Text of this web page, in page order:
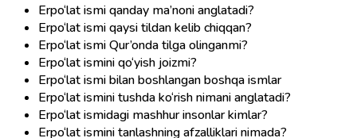
Erpo‘lat ismi qanday ma’noni anglatadi?
Erpo‘lat ismi qaysi tildan kelib chiqqan?
Erpo‘lat ismi Qur’onda tilga olinganmi?
Erpo‘lat ismini qo‘yish joizmi?
Erpo‘lat ismi bilan boshlangan boshqa ismlar
Erpo‘lat ismini tushda ko‘rish nimani anglatadi?
Erpo‘lat ismidagi mashhur insonlar kimlar?
Erpo‘lat ismini tanlashning afzalliklari nimada?